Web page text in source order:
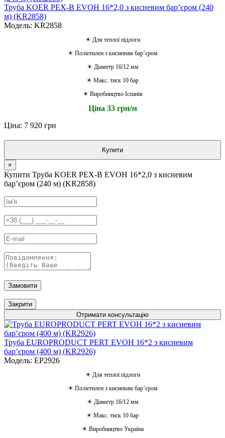
Труба KOER PEX-B EVOH 16*2,0 з кисневим барʼєром (240
м) (KR2858)
Модель: KR2858
☀ Для теплої підлоги
☀ Поліетилен з кисневим барʼєром
☀ Діаметр 16/12 мм
☀ Макс. тиск 10 бар
☀ Виробництво Іспанія
Ціна 33 грн/м
Ціна: 7 920 грн
Купити
×
Купити Труба KOER PEX-B EVOH 16*2,0 з кисневим
барʼєром (240 м) (KR2858)
Замовити
Закрити
Отримати консультацію
Труба EUROPRODUCT PERT EVOH 16*2 з кисневим
барʼєром (400 м) (KR2926)
Модель: EP2926
☀ Для теплої підлоги
☀ Поліетилен з кисневим барʼєром
☀ Діаметр 16/12 мм
☀ Макс. тиск 10 бар
☀ Виробництво Україна